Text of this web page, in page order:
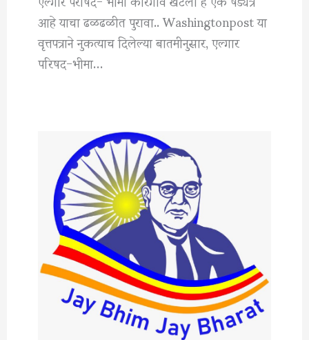
आहे याचा ढळढळीत पुरावा.. Washingtonpost या
वृत्तपत्राने नुकत्याच दिलेल्या बातमीनुसार, एल्गार
परिषद-भीमा…